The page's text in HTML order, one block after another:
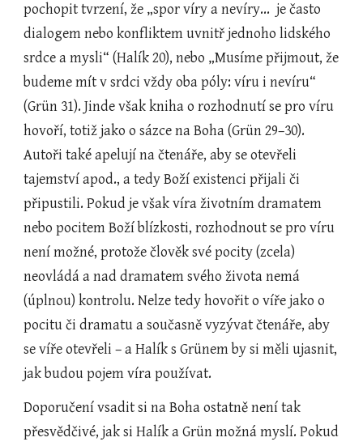
pochopit tvrzení, že „spor víry a nevíry...  je často
dialogem nebo konfliktem uvnitř jednoho lidského
srdce a mysli“ (Halík 20), nebo „Musíme přijmout, že
budeme mít v srdci vždy oba póly: víru i nevíru“
(Grün 31). Jinde však kniha o rozhodnutí se pro víru
hovoří, totiž jako o sázce na Boha (Grün 29–30).
Autoři také apelují na čtenáře, aby se otevřeli
tajemství apod., a tedy Boží existenci přijali či
připustili. Pokud je však víra životním dramatem
nebo pocitem Boží blízkosti, rozhodnout se pro víru
není možné, protože člověk své pocity (zcela)
neovládá a nad dramatem svého života nemá
(úplnou) kontrolu. Nelze tedy hovořit o víře jako o
pocitu či dramatu a současně vyzývat čtenáře, aby
se víře otevřeli – a Halík s Grünem by si měli ujasnit,
jak budou pojem víra používat.
Doporučení vsadit si na Boha ostatně není tak
přesvědčivé, jak si Halík a Grün možná myslí. Pokud